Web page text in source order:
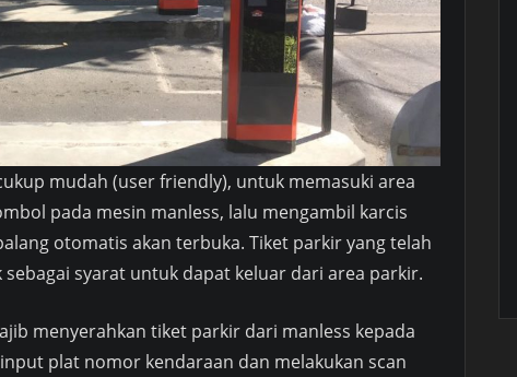
mudah (user friendly), untuk memasuki area
pada mesin manless, lalu mengambil karcis
otomatis akan terbuka. Tiket parkir yang telah
syarat untuk dapat keluar dari area parkir.
menyerahkan tiket parkir dari manless kepada
plat nomor kendaraan dan melakukan scan